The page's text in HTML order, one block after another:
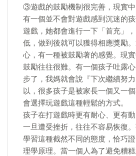
③遊戲的鼓勵機制很完善，現實中
有一個並不會對遊戲感到沉迷的
遊戲，她都會進行一下「首充」
低，做到後就可以獲得相應獎勵
心，有一種被鼓勵著的感覺。現
鼓勵往往很難。有一個孩子吐露
步了，我媽就會說『下次繼續努
以，很多孩子是被家長一個又一
會選擇玩遊戲這種輕鬆的方式。
孩子在打遊戲時更有耐心、更有
一旦遭受挫折，往往不容易恢復
學習這種截然不同的態度，恰巧
理學原理。當一個人為了避免糟